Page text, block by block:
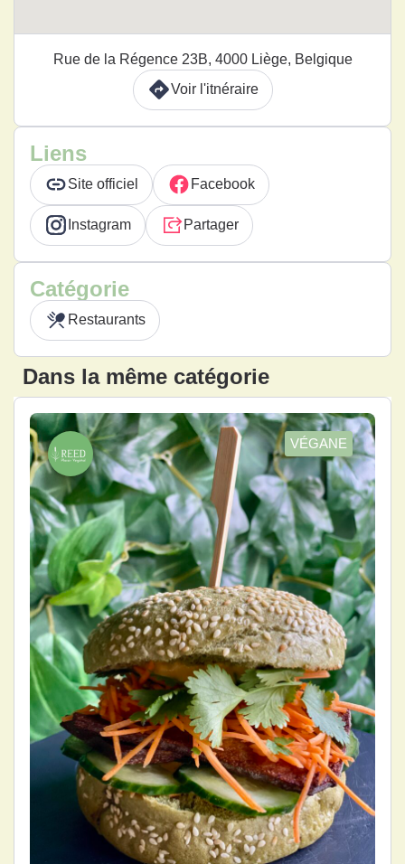
Rue de la Régence 23B, 4000 Liège, Belgique
Voir l'itnéraire
Liens
Site officiel Facebook
Instagram Partager
Catégorie
Restaurants
Dans la même catégorie
VÉGANE